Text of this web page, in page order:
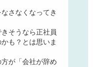
さなくなってき
そうなら正社員
も？とは思いま
が「会社が辞め